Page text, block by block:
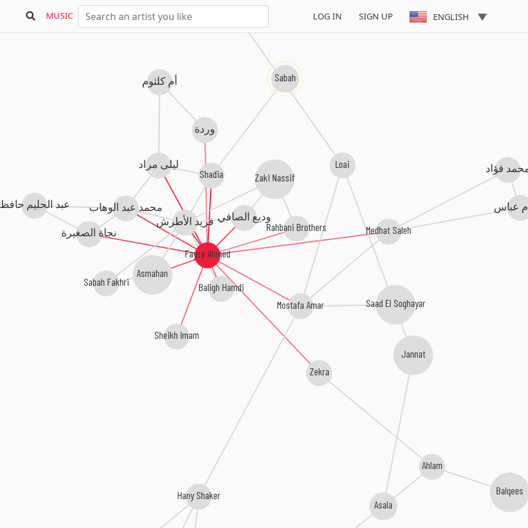
MUSIC LOG IN SIGN UP ENGLISH
Fayza Ahmed
Shadia
ليلى مراد
فريد الأطرش وديع الصافي
محمد عبد الوهاب
نجاة الصغيرة
Asmahan
Baligh Hamdi
Sheikh Imam
Zekra
Medhat Saleh
Mostafa Amar
وردة
Rahbani Brothers
Zaki Nassif
أم كلثوم
Loai
عبد الحليم حافظ
فؤاد
Ahlam
Sabah
Saad El Soghayar
Hany Shaker
عباس
Asala
Balqees
Jannat
Sabah Fakhri